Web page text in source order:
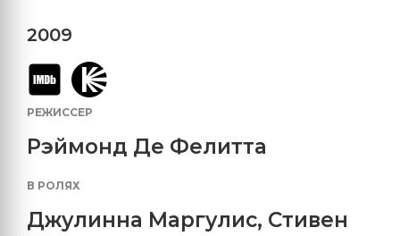
2009
РЕЖИССЕР
Рэймонд Де Фелитта
В РОЛЯХ
Джулинна Маргулис, Стивен